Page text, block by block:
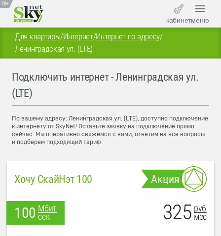
18+
кабинетменю
Для квартиры/Интернет/Интернет по адресу/
Ленинградская ул. (LTE)
Подключить интернет - Ленинградская ул.
(LTE)
По вашему адресу: Ленинградская ул. (LTE), доступно подключение
к интернету от SkyNet! Оставьте заявку на подключение прямо
сейчас. Мы оперативно свяжемся с вами, ответим на все вопросы
и подберем подходящий тариф.
Хочу СкайНэт 100 Акция
100 Мбит
сек
325 руб
мес